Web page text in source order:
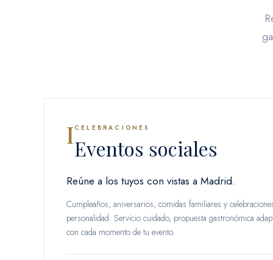
ICELEBRACIONES
Eventos sociales
Reúne a los tuyos con vistas a Madrid.
Cumpleaños, aniversarios, comidas familiares y
personalidad. Servicio cuidado, propuesta gastronómica
con cada momento de tu evento.